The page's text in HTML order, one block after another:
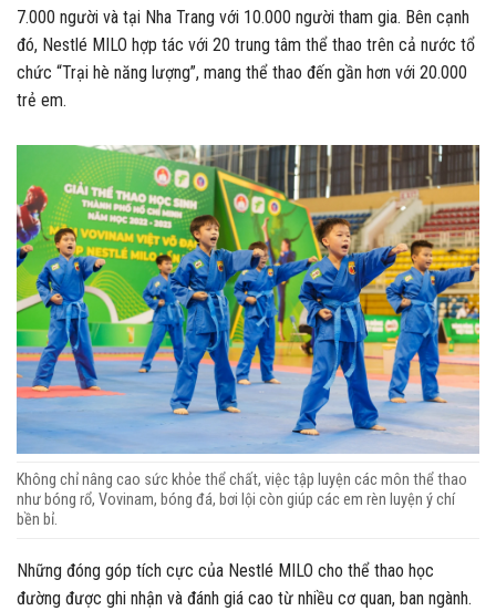
7.000 người và tại Nha Trang với 10.000 người tham gia. Bên cạnh
đó, Nestlé MILO hợp tác với 20 trung tâm thể thao trên cả nước tổ
chức “Trại hè năng lượng”, mang thể thao đến gần hơn với 20.000
trẻ em.
Không chỉ nâng cao sức khỏe thể chất, việc tập luyện các môn thể thao
như bóng rổ, Vovinam, bóng đá, bơi lội còn giúp các em rèn luyện ý chí
bền bỉ.
Những đóng góp tích cực của Nestlé MILO cho thể thao học
đường được ghi nhận và đánh giá cao từ nhiều cơ quan, ban ngành.